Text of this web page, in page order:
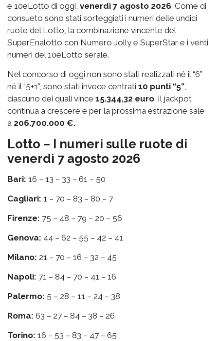
e 10eLotto di oggi, venerdì 7 agosto 2026. Come di
consueto sono stati sorteggiati i numeri delle undici
ruote del Lotto, la combinazione vincente del
SuperEnalotto con Numero Jolly e SuperStar e i venti
numeri del 10eLotto serale.
Nel concorso di oggi non sono stati realizzati né il “6”
né il “5+1”, sono stati invece centrati 10 punti “5”,
ciascuno dei quali vince 15.344,32 euro. Il jackpot
continua a crescere e per la prossima estrazione sale
a 206.700.000 €.
Lotto – I numeri sulle ruote di
venerdì 7 agosto 2026
Bari: 16 – 13 – 33 – 61 – 50
Cagliari: 1 – 70 – 83 – 80 – 7
Firenze: 75 – 48 – 79 – 20 – 56
Genova: 44 – 62 – 55 – 42 – 41
Milano: 21 – 70 – 16 – 32 – 45
Napoli: 71 – 84 – 70 – 41 – 16
Palermo: 5 – 28 – 11 – 24 – 38
Roma: 63 – 27 – 84 – 38 – 26
Torino: 16 – 53 – 83 – 47 – 65